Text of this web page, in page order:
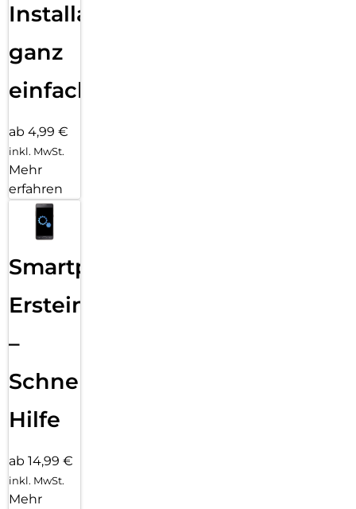
Installation
ganz
einfach
ab 4,99 €
inkl. MwSt.
Mehr
erfahren
Smartphone
Ersteinrichtung
–
Schnelle
Hilfe
ab 14,99 €
inkl. MwSt.
Mehr